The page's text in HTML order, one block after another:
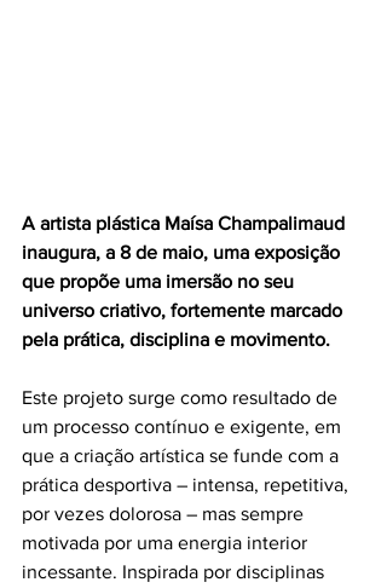
A artista plástica Maísa Champalimaud
inaugura, a 8 de maio, uma exposição
que propõe uma imersão no seu
universo criativo, fortemente marcado
pela prática, disciplina e movimento.
Este projeto surge como resultado de
um processo contínuo e exigente, em
que a criação artística se funde com a
prática desportiva – intensa, repetitiva,
por vezes dolorosa – mas sempre
motivada por uma energia interior
incessante. Inspirada por disciplinas